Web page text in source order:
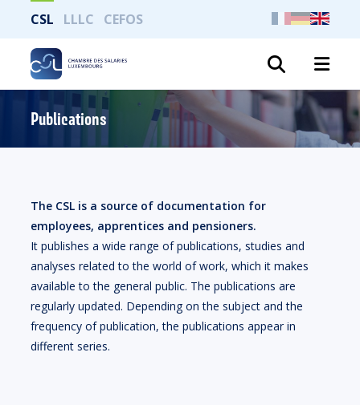
CSL LLLC CEFOS
Publications
The CSL is a source of documentation for
employees, apprentices and pensioners.
It publishes a wide range of publications, studies and
analyses related to the world of work, which it makes
available to the general public. The publications are
regularly updated. Depending on the subject and the
frequency of publication, the publications appear in
different series.